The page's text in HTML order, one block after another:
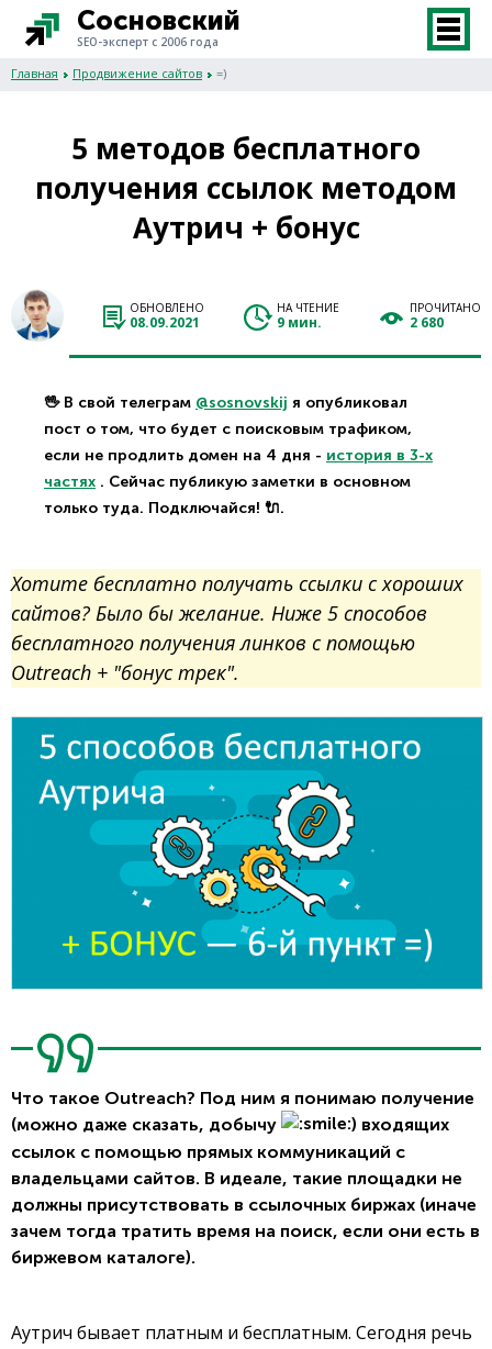
Сосновский
SEO-эксперт с 2006 года
Главная Продвижение сайтов =)
5 методов бесплатного
получения ссылок методом
Аутрич + бонус
ОБНОВЛЕНО
08.09.2021
НА ЧТЕНИЕ
9 мин.
ПРОЧИТАНО
2 680
🖖 В свой телеграм @sosnovskij я опубликовал
пост о том, что будет с поисковым трафиком,
если не продлить домен на 4 дня - история в 3-х
частях . Сейчас публикую заметки в основном
только туда. Подключайся! 🔌.
Хотите бесплатно получать ссылки с хороших
сайтов? Было бы желание. Ниже 5 способов
бесплатного получения линков с помощью
Outreach + "бонус трек".
Что такое Outreach? Под ним я понимаю получение
(можно даже сказать, добычу
) входящих
ссылок с помощью прямых коммуникаций с
владельцами сайтов. В идеале, такие площадки не
должны присутствовать в ссылочных биржах (иначе
зачем тогда тратить время на поиск, если они есть в
биржевом каталоге).
Аутрич бывает платным и бесплатным. Сегодня речь